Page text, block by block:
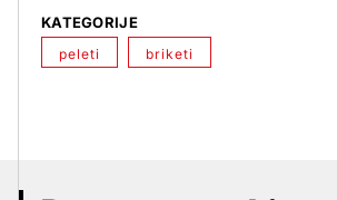
KATEGORIJE
peleti briketi